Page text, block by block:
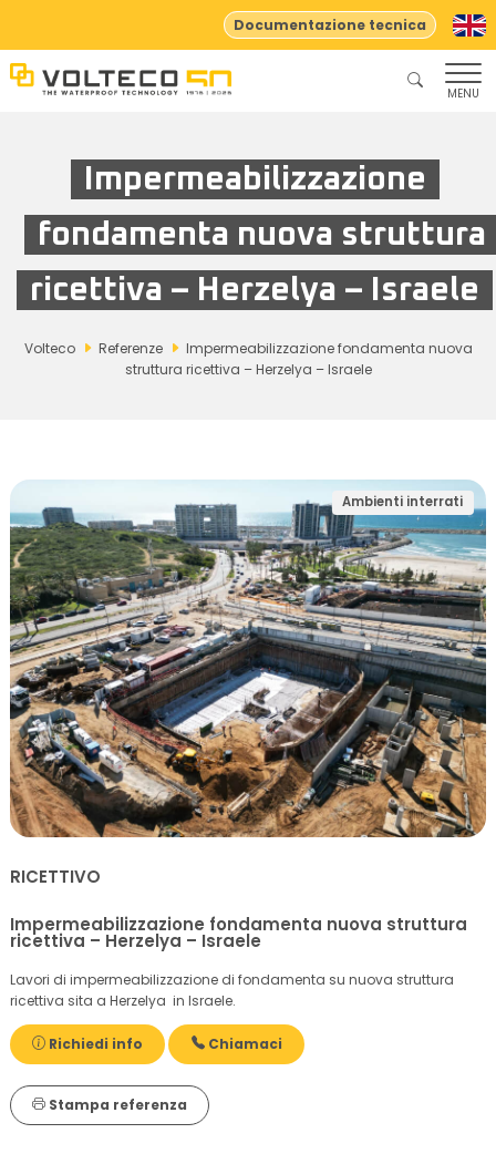
Documentazione tecnica
MENU
Impermeabilizzazione
fondamenta nuova struttura
ricettiva – Herzelya – Israele
Volteco Referenze
Impermeabilizzazione fondamenta nuova
struttura ricettiva – Herzelya – Israele
Ambienti interrati
RICETTIVO
Impermeabilizzazione fondamenta nuova struttura
ricettiva – Herzelya – Israele
Lavori di impermeabilizzazione di fondamenta su nuova struttura
ricettiva sita a Herzelya in Israele.
Richiedi info Chiamaci
Stampa referenza